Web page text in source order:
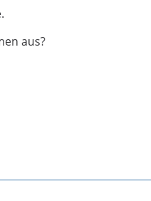
aus?